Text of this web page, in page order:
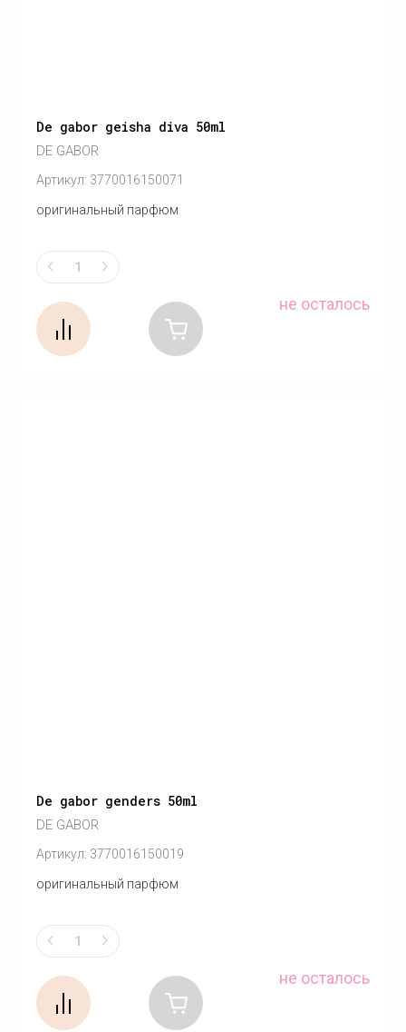
De gabor geisha diva 50ml
DE GABOR
Артикул: 3770016150071
оригинальный парфюм
не осталось
De gabor genders 50ml
DE GABOR
Артикул: 3770016150019
оригинальный парфюм
не осталось